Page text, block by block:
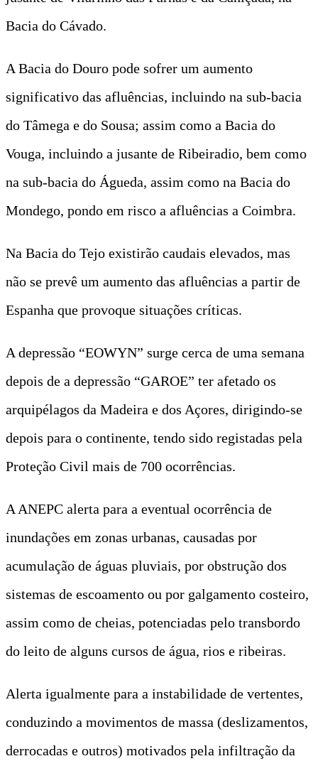
Bacia do Cávado.
A Bacia do Douro pode sofrer um aumento
significativo das afluências, incluindo na sub-bacia
do Tâmega e do Sousa; assim como a Bacia do
Vouga, incluindo a jusante de Ribeiradio, bem como
na sub-bacia do Águeda, assim como na Bacia do
Mondego, pondo em risco a afluências a Coimbra.
Na Bacia do Tejo existirão caudais elevados, mas
não se prevê um aumento das afluências a partir de
Espanha que provoque situações críticas.
A depressão “EOWYN” surge cerca de uma semana
depois de a depressão “GAROE” ter afetado os
arquipélagos da Madeira e dos Açores, dirigindo-se
depois para o continente, tendo sido registadas pela
Proteção Civil mais de 700 ocorrências.
A ANEPC alerta para a eventual ocorrência de
inundações em zonas urbanas, causadas por
acumulação de águas pluviais, por obstrução dos
sistemas de escoamento ou por galgamento costeiro,
assim como de cheias, potenciadas pelo transbordo
do leito de alguns cursos de água, rios e ribeiras.
Alerta igualmente para a instabilidade de vertentes,
conduzindo a movimentos de massa (deslizamentos,
derrocadas e outros) motivados pela infiltração da